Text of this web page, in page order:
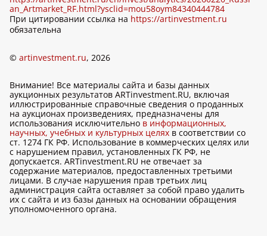
an_Artmarket_RF.html?ysclid=mou58oym84340444784
При цитировании ссылка на https://artinvestment.ru
обязательна
© artinvestment.ru, 2026
Внимание! Все материалы сайта и базы данных
аукционных результатов ARTinvestment.RU, включая
иллюстрированные справочные сведения о проданных
на аукционах произведениях, предназначены для
использования исключительно в информационных,
научных, учебных и культурных целях в соответствии со
ст. 1274 ГК РФ. Использование в коммерческих целях или
с нарушением правил, установленных ГК РФ, не
допускается. ARTinvestment.RU не отвечает за
содержание материалов, предоставленных третьими
лицами. В случае нарушения прав третьих лиц
администрация сайта оставляет за собой право удалить
их с сайта и из базы данных на основании обращения
уполномоченного органа.